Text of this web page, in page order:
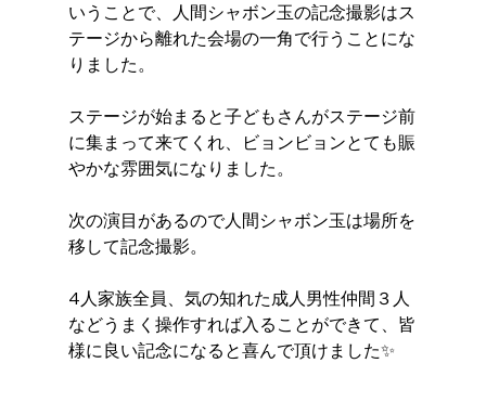
いうことで、人間シャボン玉の記念撮影はス
テージから離れた会場の一角で行うことにな
りました。
ステージが始まると子どもさんがステージ前
に集まって来てくれ、ビョンビョンとても賑
やかな雰囲気になりました。
次の演目があるので人間シャボン玉は場所を
移して記念撮影。
4人家族全員、気の知れた成人男性仲間３人
などうまく操作すれば入ることができて、皆
様に良い記念になると喜んで頂けました✨️